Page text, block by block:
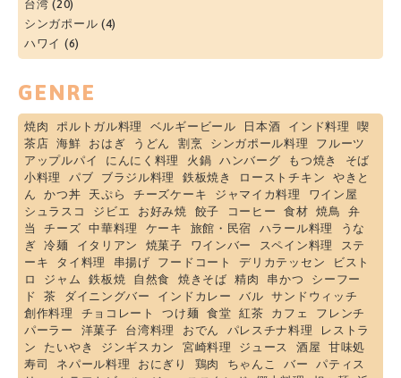
台湾 (20)
シンガポール (4)
ハワイ (6)
GENRE
焼肉 ポルトガル料理 ベルギービール 日本酒 インド料理
喫
茶店
海鮮 おはぎ うどん 割烹 シンガポール料理
フルーツ
アップルパイ
にんにく料理 火鍋 ハンバーグ もつ焼き
そば
小料理
パブ ブラジル料理 鉄板焼き ローストチキン
やきと
ん
かつ丼 天ぷら チーズケーキ ジャマイカ料理
ワイン屋
シュラスコ
ジビエ お好み焼 餃子 コーヒー 食材 焼鳥
弁
当
チーズ 中華料理 ケーキ 旅館・民宿 ハラール料理
うな
ぎ
冷麺 イタリアン 焼菓子 ワインバー スペイン料理
ステ
ーキ
タイ料理 串揚げ フードコート デリカテッセン
ビスト
ロ
ジャム 鉄板焼 自然食 焼きそば 精肉 串かつ
シーフー
ド
茶 ダイニングバー インドカレー バル
サンドウィッチ
創作料理
チョコレート つけ麺 食堂 紅茶 カフェ
フレンチ
パーラー
洋菓子 台湾料理 おでん パレスチナ料理
レストラ
ン
たいやき ジンギスカン 宮崎料理 ジュース 酒屋
甘味処
寿司
ネパール料理 おにぎり 鶏肉 ちゃんこ バー
パティス